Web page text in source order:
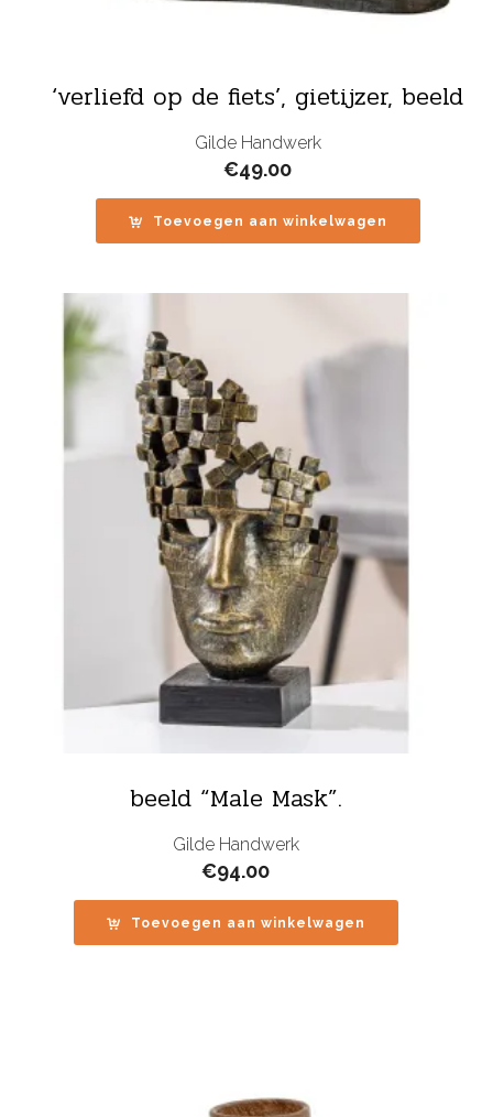
‘verliefd op de fiets’, gietijzer, beeld
Gilde Handwerk
€49.00
Toevoegen aan winkelwagen
beeld “Male Mask”.
Gilde Handwerk
€94.00
Toevoegen aan winkelwagen